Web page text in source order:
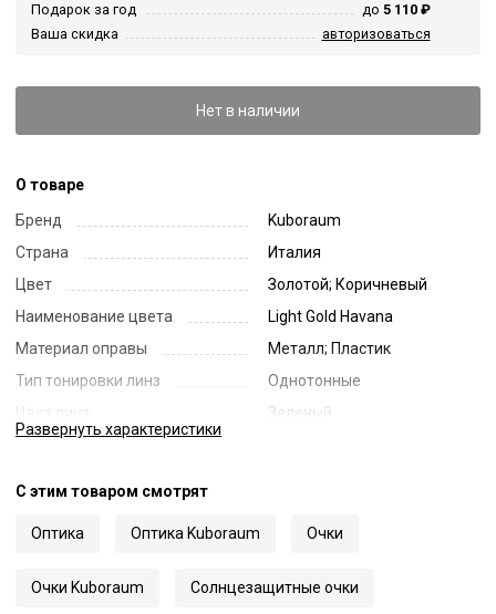
Подарок за год
до 5 110 ₽
Ваша скидка
авторизоваться
Нет в наличии
О товаре
Бренд
Kuboraum
Страна
Италия
Цвет
Золотой; Коричневый
Наименование цвета
Light Gold Havana
Материал оправы
Металл; Пластик
Тип тонировки линз
Однотонные
Цвет линз
Зеленый
Длина заушника
Развернуть характеристики
С этим товаром смотрят
Оптика Оптика Kuboraum Очки
Очки Kuboraum Солнцезащитные очки